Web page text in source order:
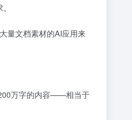
量文档素材的AI应用来
万字的内容——相当于